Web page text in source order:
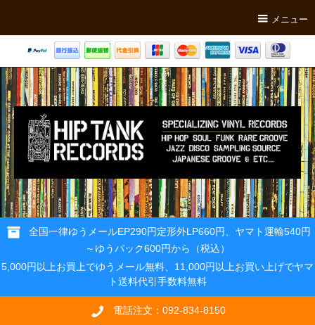
メニュー
全国一律ゆうメールEP290円定形外LP660円、ヤマト運輸540円
～ゆうパック600円から（税込）
5,000円以上お買上でゆうメール無料、11,000円以上お買い上げでヤマ
ト送料代引手数料無料
電話注文：092-834-8150